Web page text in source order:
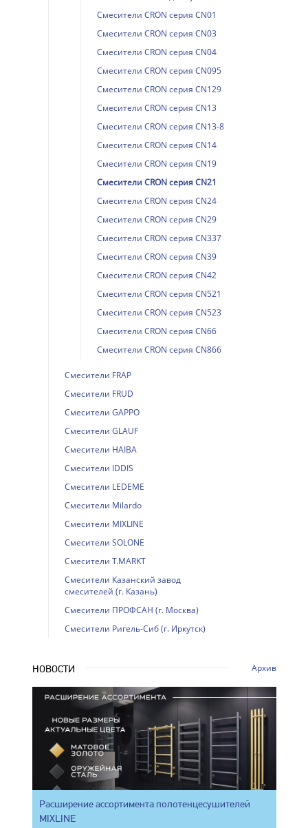
Смесители CRON серия CN01
Смесители CRON серия CN03
Смесители CRON серия CN04
Смесители CRON серия CN095
Смесители CRON серия CN129
Смесители CRON серия CN13
Смесители CRON серия CN13-8
Смесители CRON серия CN14
Смесители CRON серия CN19
Смесители CRON серия CN21
Смесители CRON серия CN24
Смесители CRON серия CN29
Смесители CRON серия CN337
Смесители CRON серия CN39
Смесители CRON серия CN42
Смесители CRON серия CN521
Смесители CRON серия CN523
Смесители CRON серия CN66
Смесители CRON серия CN866
Смесители FRAP
Смесители FRUD
Смесители GAPPO
Смесители GLAUF
Смесители HAIBA
Смесители IDDIS
Смесители LEDEME
Смесители Milardo
Смесители MIXLINE
Смесители SOLONE
Смесители T.MARKT
Смесители Казанский завод
смесителей (г. Казань)
Смесители ПРОФСАН (г. Москва)
Смесители Ригель-Сиб (г. Иркутск)
НОВОСТИ Архив
Расширение ассортимента полотенцесушителей
MIXLINE